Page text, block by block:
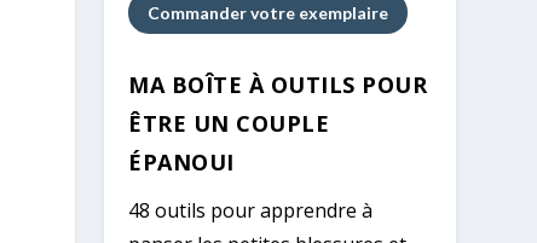
Commander votre exemplaire
MA BOÎTE À OUTILS POUR
ÊTRE UN COUPLE
ÉPANOUI
48 outils pour apprendre à